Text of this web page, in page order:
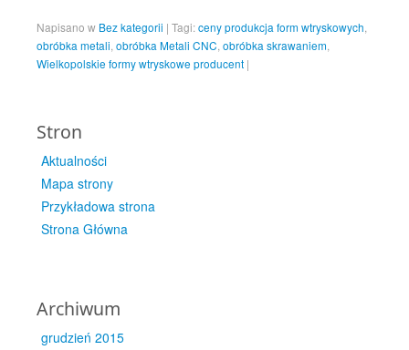
Napisano w Bez kategorii | Tagi:ceny produkcja form wtryskowych
obróbka metali obróbka Metali CNC obróbka skrawaniem
Wielkopolskie formy wtryskowe producent |
Stron
Aktualności
Mapa strony
Przykładowa strona
Strona Główna
Archiwum
grudzień 2015